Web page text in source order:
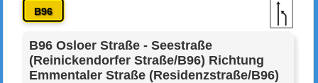
B96
B96 Osloer Straße - Seestraße
(Reinickendorfer Straße/B96) Richtung
Emmentaler Straße (Residenzstraße/B96)